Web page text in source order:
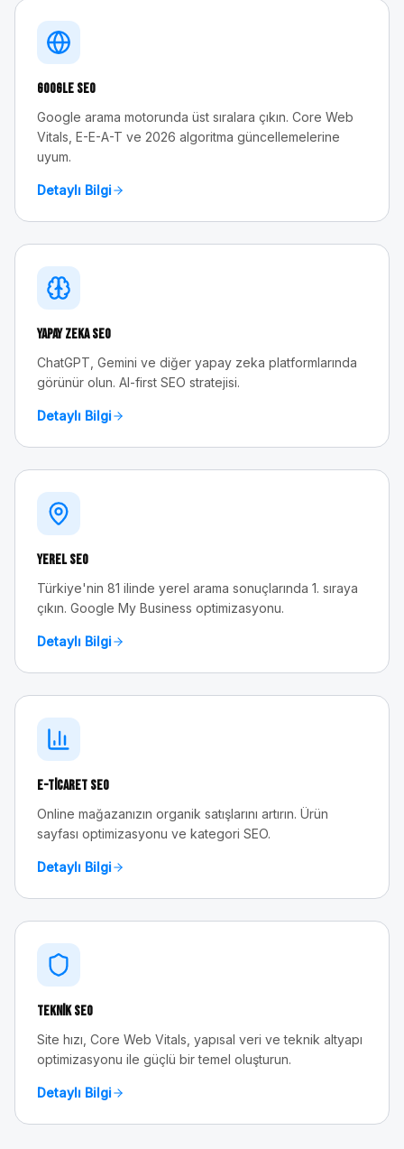
Google SEO
Google arama motorunda üst sıralara çıkın. Core Web
Vitals, E-E-A-T ve 2026 algoritma güncellemelerine
uyum.
Detaylı Bilgi
Yapay Zeka SEO
ChatGPT, Gemini ve diğer yapay zeka platformlarında
görünür olun. AI-first SEO stratejisi.
Detaylı Bilgi
Yerel SEO
Türkiye'nin 81 ilinde yerel arama sonuçlarında 1. sıraya
çıkın. Google My Business optimizasyonu.
Detaylı Bilgi
E-Ticaret SEO
Online mağazanızın organik satışlarını artırın. Ürün
sayfası optimizasyonu ve kategori SEO.
Detaylı Bilgi
Teknik SEO
Site hızı, Core Web Vitals, yapısal veri ve teknik altyapı
optimizasyonu ile güçlü bir temel oluşturun.
Detaylı Bilgi